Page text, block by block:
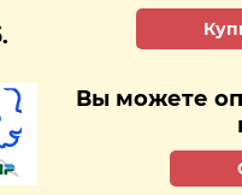
Вы можете